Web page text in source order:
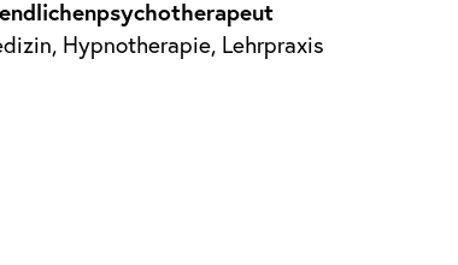
Hypnotherapie, Lehrpraxis